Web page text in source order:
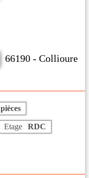
66190 - Collioure
pièces
Etage RDC